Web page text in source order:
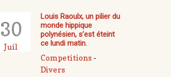
30
Juil
Louis Raoulx, un pilier du
monde hippique
polynésien, s’est éteint
ce lundi matin.
Competitions -
Divers